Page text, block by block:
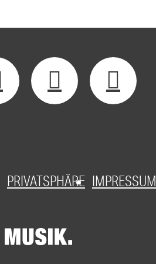
PRIVATSPHÄRE IMPRESSUM